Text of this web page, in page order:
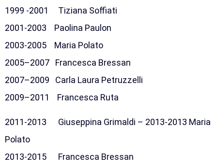
1999 -2001 Tiziana Soffiati
2001-2003 Paolina Paulon
2003-2005 Maria Polato
2005–2007 Francesca Bressan
2007–2009 Carla Laura Petruzzelli
2009–2011 Francesca Ruta
2011-2013 Giuseppina Grimaldi – 2013-2013 Maria
Polato
2013-2015 Francesca Bressan